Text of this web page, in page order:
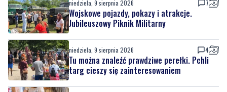
niedziela, 9 sierpnia 2026 7
Wojskowe pojazdy, pokazy i atrakcje.
Jubileuszowy Piknik Militarny
niedziela, 9 sierpnia 2026 4
Tu można znaleźć prawdziwe perełki. Pchli
targ cieszy się zainteresowaniem